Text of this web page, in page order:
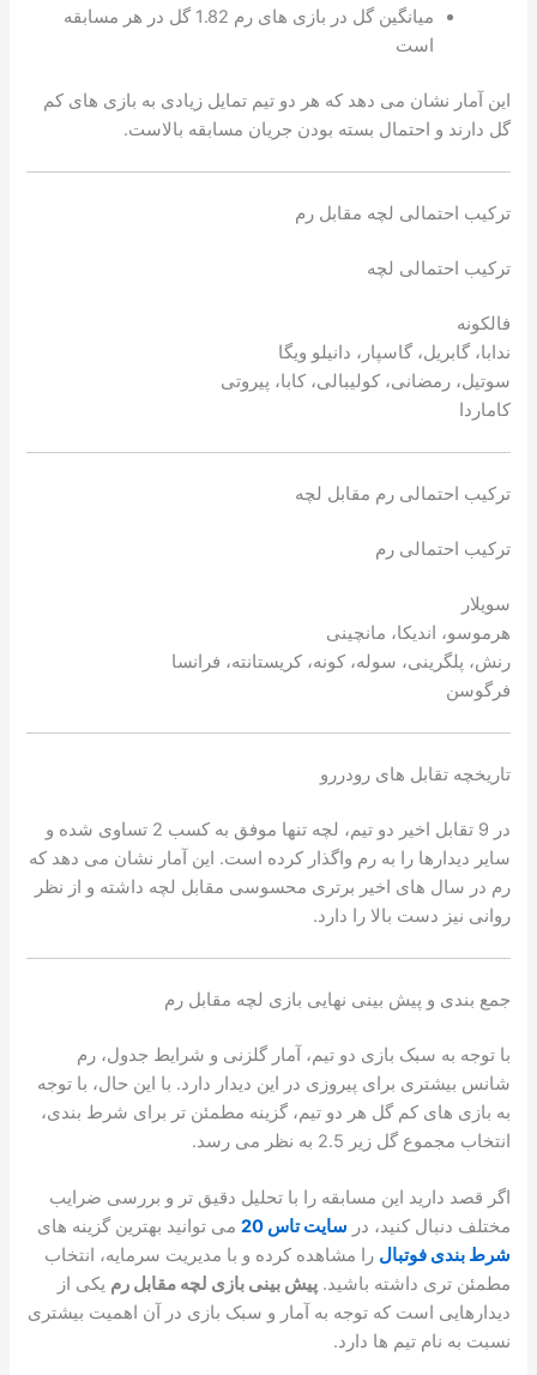
میانگین گل در بازی های رم 1.82 گل در هر مسابقه
است
این آمار نشان می دهد که هر دو تیم تمایل زیادی به بازی های کم
گل دارند و احتمال بسته بودن جریان مسابقه بالاست.
ترکیب احتمالی لچه مقابل رم
ترکیب احتمالی لچه
فالکونه
ندابا، گابریل، گاسپار، دانیلو ویگا
سوتیل، رمضانى، کولیبالی، کابا، پیروتی
کاماردا
ترکیب احتمالی رم مقابل لچه
ترکیب احتمالی رم
سویلار
هرموسو، اندیکا، مانچینی
رنش، پلگرینی، سوله، کونه، کریستانته، فرانسا
فرگوسن
تاریخچه تقابل های رودررو
در 9 تقابل اخیر دو تیم، لچه تنها موفق به کسب 2 تساوی شده و
سایر دیدارها را به رم واگذار کرده است. این آمار نشان می دهد که
رم در سال های اخیر برتری محسوسی مقابل لچه داشته و از نظر
روانی نیز دست بالا را دارد.
جمع بندی و پیش بینی نهایی بازی لچه مقابل رم
با توجه به سبک بازی دو تیم، آمار گلزنی و شرایط جدول، رم
شانس بیشتری برای پیروزی در این دیدار دارد. با این حال، با توجه
به بازی های کم گل هر دو تیم، گزینه مطمئن تر برای شرط بندی،
انتخاب مجموع گل زیر 2.5 به نظر می رسد.
اگر قصد دارید این مسابقه را با تحلیل دقیق تر و بررسی ضرایب
مختلف دنبال کنید، در سایت تاس 20
می توانید بهترین گزینه های
شرط بندی فوتبال را مشاهده کرده و با مدیریت سرمایه، انتخاب
مطمئن تری داشته باشید.پیش بینی بازی لچه مقابل رم یکی از
دیدارهایی است که توجه به آمار و سبک بازی در آن اهمیت بیشتری
نسبت به نام تیم ها دارد.